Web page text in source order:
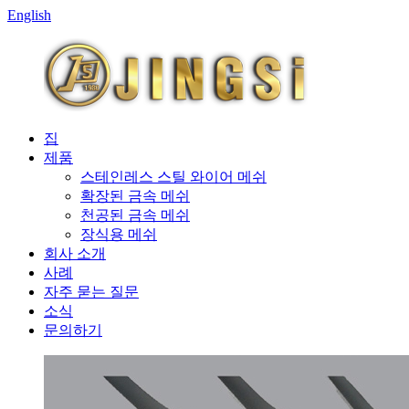
English
집
제품
스테인레스 스틸 와이어 메쉬
확장된 금속 메쉬
천공된 금속 메쉬
장식용 메쉬
회사 소개
사례
자주 묻는 질문
소식
문의하기